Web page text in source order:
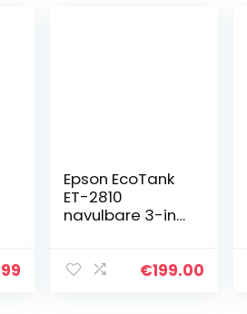
Epson EcoTank
ET-2810
navulbare 3-in-1
apparaat €199.00